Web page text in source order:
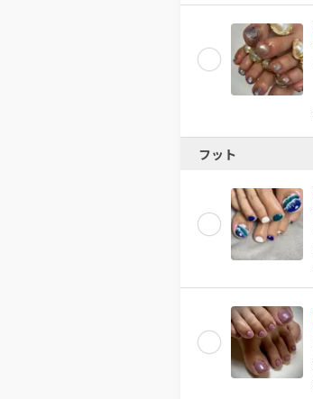
フット